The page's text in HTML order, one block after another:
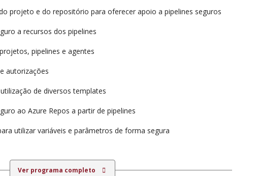
projeto e do repositório para oferecer apoio a pipelines seguros
a recursos dos pipelines
pipelines e agentes
autorizações
de diversos templates
ao Azure Repos a partir de pipelines
utilizar variáveis e parâmetros de forma segura
Ver programa completo